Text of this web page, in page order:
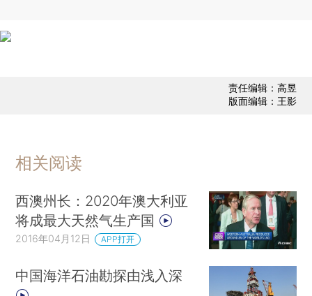
责任编辑：高昱
版面编辑：王影
相关阅读
西澳州长：2020年澳大利亚
将成最大天然气生产国
2016年04月12日 APP打开
中国海洋石油勘探由浅入深